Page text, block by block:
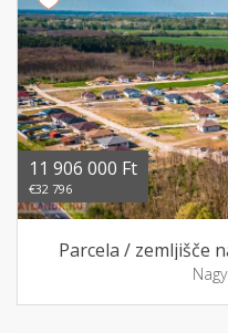
11 906 000 Ft
€32 796
Parcela / zemljišče